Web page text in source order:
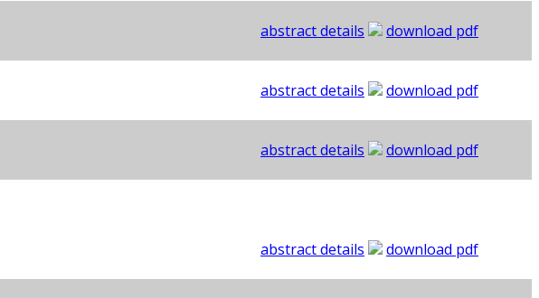
abstract details
download pdf
abstract details
download pdf
abstract details download pdf
abstract details
download pdf